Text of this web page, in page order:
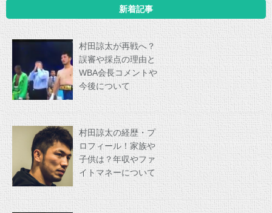
新着記事
村田諒太が再戦へ？
誤審や採点の理由と
WBA会長コメントや
今後について
村田諒太の経歴・プ
ロフィール！家族や
子供は？年収やファ
イトマネーについて